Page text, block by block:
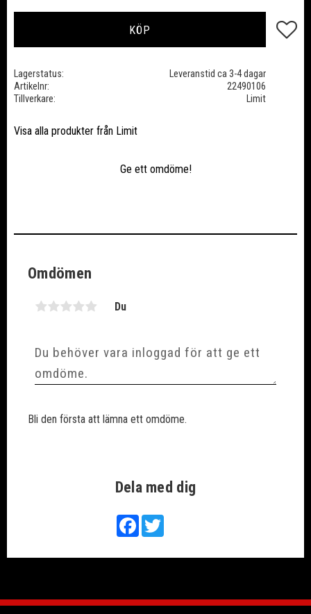
KÖP Lägg
Lagerstatus
Leveranstid ca 3-4 dagar
Artikelnr
22490106
Tillverkare
Limit
Visa alla produkter från Limit
Ge ett omdöme!
Dela med dig
FacebookTwitter
Omdömen
Du
Bli den första att lämna ett omdöme.